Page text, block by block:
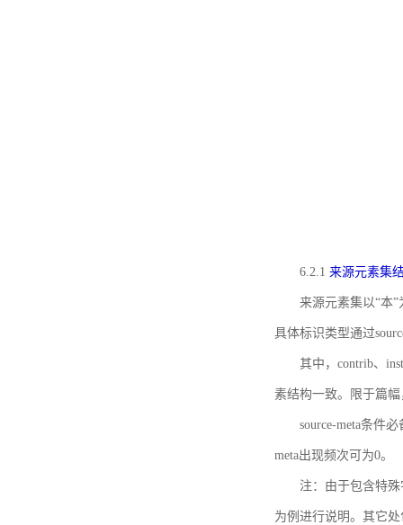
6.2.1 来源元素集
来源元素集以“本
具体标识类型通过
其中，contrib、
素结构一致。限于篇
source-meta条件
meta出现频次可为0。
注：由于包含特殊
为例进行说明。其它